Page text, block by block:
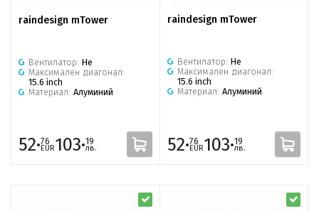
raindesign mTower
Вентилатор: Не
Максимален диагонал:
15.6 inch
Материал: Алуминий
52·76
EUR103·19
лв.
raindesign mTower
Вентилатор: Не
Максимален диагонал:
15.6 inch
Материал: Алуминий
52·76
EUR103·19
лв.